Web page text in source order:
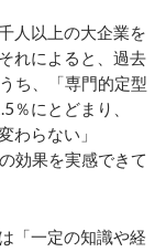
人以上の大企業を
れによると、過去
ち、「専門的定型
％にとどまり、
わらない」
効果を実感できて
「一定の知識や経